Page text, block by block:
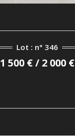
Lot : n° 346
1 500 € / 2 000 €